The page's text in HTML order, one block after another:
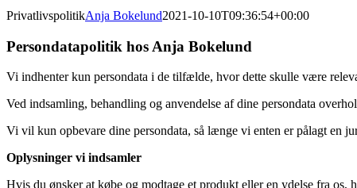
PrivatlivspolitikAnja Bokelund2021-10-10T09:36:54+00:00
Persondatapolitik hos Anja Bokelund
Vi indhenter kun persondata i de tilfælde, hvor dette skulle være
Ved indsamling, behandling og anvendelse af dine persondata
Vi vil kun opbevare dine persondata, så længe vi enten er pålagt en
Oplysninger vi indsamler
Hvis du ønsker at købe og modtage et produkt eller en ydelse fra